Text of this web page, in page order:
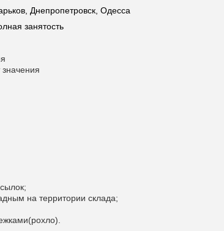
Днепропетровск, Одесса
занятость
на территории склада;